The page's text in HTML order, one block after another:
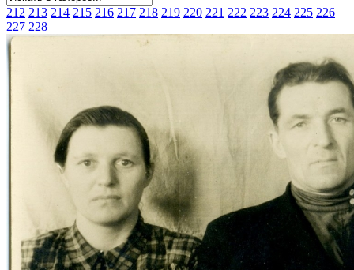
212 213 214 215 216 217 218 219 220 221 222 223 224 225 226
227 228